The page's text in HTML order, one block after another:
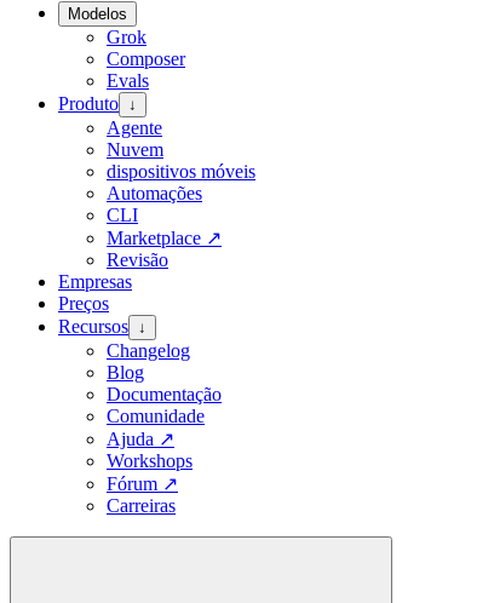
Modelos
Grok
Composer
Evals
Produto ↓
Agente
Nuvem
dispositivos móveis
Automações
CLI
Marketplace ↗
Revisão
Empresas
Preços
Recursos ↓
Changelog
Blog
Documentação
Comunidade
Ajuda ↗
Workshops
Fórum ↗
Carreiras